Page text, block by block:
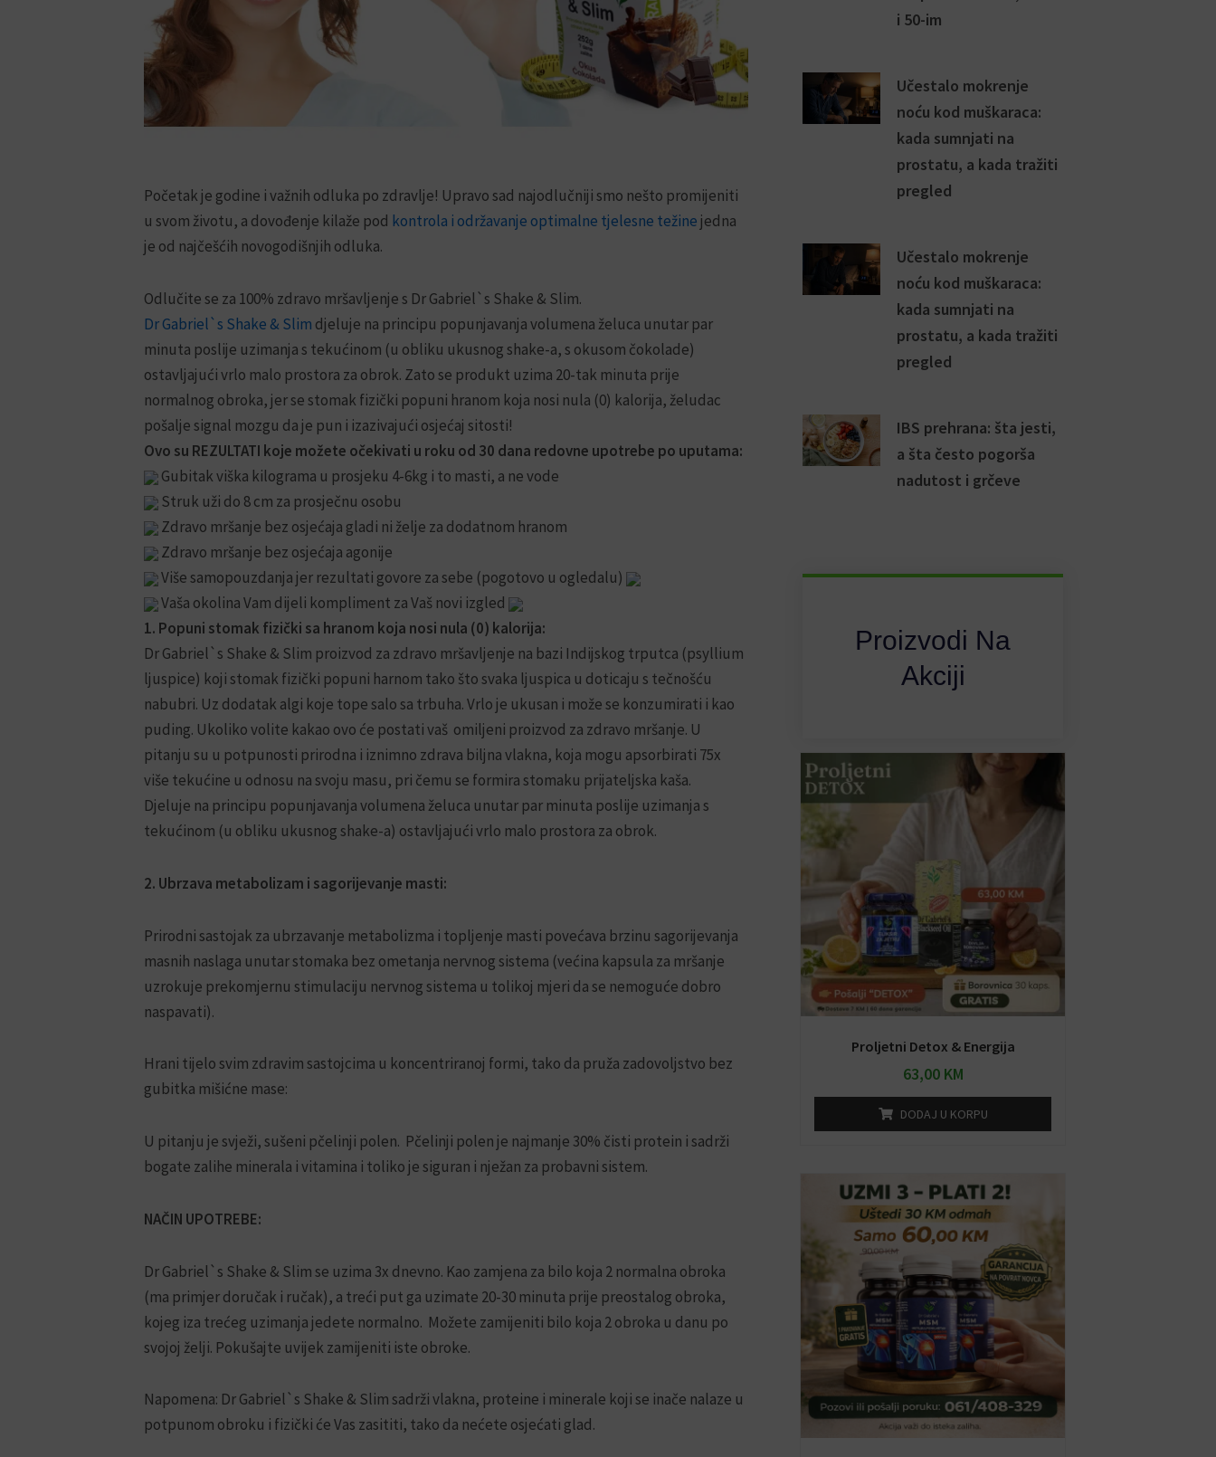
Početak je godine i važnih odluka po zdravlje! Upravo sad najodlučniji smo nešto promijeniti
u svom životu, a dovođenje kilaže pod kontrola i održavanje optimalne tjelesne težine jedna
je od najčešćih novogodišnjih odluka.
Odlučite se za 100% zdravo mršavljenje s Dr Gabriel`s Shake & Slim.
Dr Gabriel`s Shake & Slim djeluje na principu popunjavanja volumena želuca unutar par
minuta poslije uzimanja s tekućinom (u obliku ukusnog shake-a, s okusom čokolade)
ostavljajući vrlo malo prostora za obrok. Zato se produkt uzima 20-tak minuta prije
normalnog obroka, jer se stomak fizički popuni hranom koja nosi nula (0) kalorija, želudac
pošalje signal mozgu da je pun i izazivajući osjećaj sitosti!
Ovo su REZULTATI koje možete očekivati u roku od 30 dana redovne upotrebe po uputama:
Gubitak viška kilograma u prosjeku 4-6kg i to masti, a ne vode
Struk uži do 8 cm za prosječnu osobu
Zdravo mršanje bez osjećaja gladi ni želje za dodatnom hranom
Zdravo mršanje bez osjećaja agonije
Više samopouzdanja jer rezultati govore za sebe (pogotovo u ogledalu)
Vaša okolina Vam dijeli kompliment za Vaš novi izgled
1. Popuni stomak fizički sa hranom koja nosi nula (0) kalorija:
Dr Gabriel`s Shake & Slim proizvod za zdravo mršavljenje na bazi Indijskog trputca (psyllium
ljuspice) koji stomak fizički popuni harnom tako što svaka ljuspica u doticaju s tečnošću
nabubri. Uz dodatak algi koje tope salo sa trbuha. Vrlo je ukusan i može se konzumirati i kao
puding. Ukoliko volite kakao ovo će postati vaš omiljeni proizvod za zdravo mršanje. U
pitanju su u potpunosti prirodna i iznimno zdrava biljna vlakna, koja mogu apsorbirati 75x
više tekućine u odnosu na svoju masu, pri čemu se formira stomaku prijateljska kaša.
Djeluje na principu popunjavanja volumena želuca unutar par minuta poslije uzimanja s
tekućinom (u obliku ukusnog shake-a) ostavljajući vrlo malo prostora za obrok.
2. Ubrzava metabolizam i sagorijevanje masti:
Prirodni sastojak za ubrzavanje metabolizma i topljenje masti povećava brzinu sagorijevanja
masnih naslaga unutar stomaka bez ometanja nervnog sistema (većina kapsula za mršanje
uzrokuje prekomjernu stimulaciju nervnog sistema u tolikoj mjeri da se nemoguće dobro
naspavati).
Hrani tijelo svim zdravim sastojcima u koncentriranoj formi, tako da pruža zadovoljstvo bez
gubitka mišićne mase:
U pitanju je svježi, sušeni pčelinji polen. Pčelinji polen je najmanje 30% čisti protein i sadrži
bogate zalihe minerala i vitamina i toliko je siguran i nježan za probavni sistem.
NAČIN UPOTREBE:
Dr Gabriel`s Shake & Slim se uzima 3x dnevno. Kao zamjena za bilo koja 2 normalna obroka
(ma primjer doručak i ručak), a treći put ga uzimate 20-30 minuta prije preostalog obroka,
kojeg iza trećeg uzimanja jedete normalno. Možete zamijeniti bilo koja 2 obroka u danu po
svojoj želji. Pokušajte uvijek zamijeniti iste obroke.
Napomena: Dr Gabriel`s Shake & Slim sadrži vlakna, proteine i minerale koji se inače nalaze u
potpunom obroku i fizički će Vas zasititi, tako da nećete osjećati glad.
i 50-im
Učestalo mokrenje
noću kod muškaraca:
kada sumnjati na
prostatu, a kada tražiti
pregled
Učestalo mokrenje
noću kod muškaraca:
kada sumnjati na
prostatu, a kada tražiti
pregled
IBS prehrana: šta jesti,
a šta često pogorša
nadutost i grčeve
Proizvodi Na
Akciji
Proljetni Detox & Energija
63,00 KM
DODAJ U KORPU